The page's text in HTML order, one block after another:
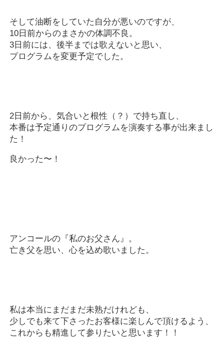
そして油断をしていた自分が悪いのですが、
10日前からのまさかの体調不良。
3日前には、後半までは歌えないと思い、
プログラムを変更予定でした。
2日前から、気合いと根性（？）で持ち直し、
本番は予定通りのプログラムを演奏する事が出来まし
た！
良かった〜！
アンコールの『私のお父さん』。
亡き父を思い、心を込め歌いました。
私は本当にまだまだ未熟だけれども、
少しでも来て下さったお客様に楽しんで頂けるよう、
これからも精進して参りたいと思います！！